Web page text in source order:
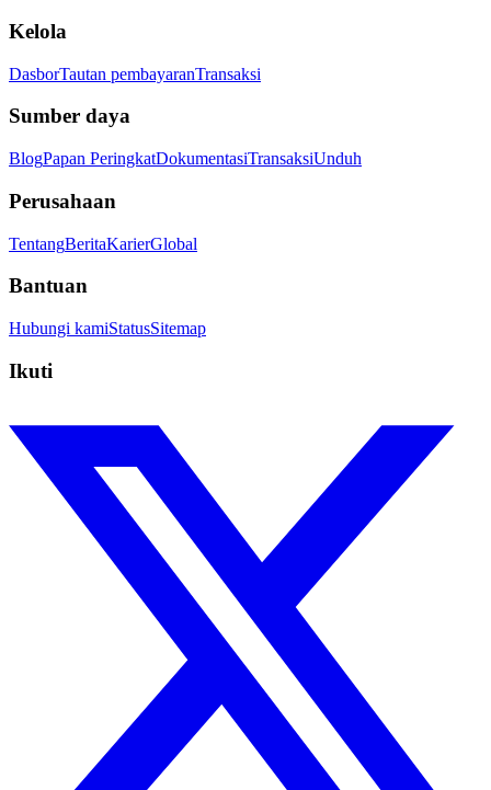
Kelola
DasborTautan pembayaranTransaksi
Sumber daya
BlogPapan PeringkatDokumentasiTransaksiUnduh
Perusahaan
TentangBeritaKarierGlobal
Bantuan
Hubungi kamiStatusSitemap
Ikuti